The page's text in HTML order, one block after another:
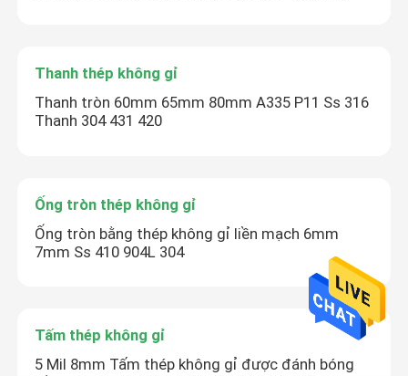
Thanh thép không gỉ
Thanh tròn 60mm 65mm 80mm A335 P11 Ss 316
Thanh 304 431 420
Ống tròn thép không gỉ
Ống tròn bằng thép không gỉ liền mạch 6mm
7mm Ss 410 904L 304
Tấm thép không gỉ
5 Mil 8mm Tấm thép không gỉ được đánh bóng